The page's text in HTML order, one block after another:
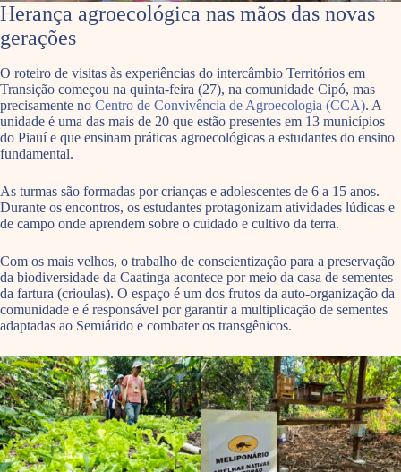
Herança agroecológica nas mãos das novas
gerações
O roteiro de visitas às experiências do intercâmbio Territórios em
Transição começou na quinta-feira (27), na comunidade Cipó, mas
precisamente no Centro de Convivência de Agroecologia (CCA). A
unidade é uma das mais de 20 que estão presentes em 13 municípios
do Piauí e que ensinam práticas agroecológicas a estudantes do ensino
fundamental.
As turmas são formadas por crianças e adolescentes de 6 a 15 anos.
Durante os encontros, os estudantes protagonizam atividades lúdicas e
de campo onde aprendem sobre o cuidado e cultivo da terra.
Com os mais velhos, o trabalho de conscientização para a preservação
da biodiversidade da Caatinga acontece por meio da casa de sementes
da fartura (crioulas). O espaço é um dos frutos da auto-organização da
comunidade e é responsável por garantir a multiplicação de sementes
adaptadas ao Semiárido e combater os transgênicos.